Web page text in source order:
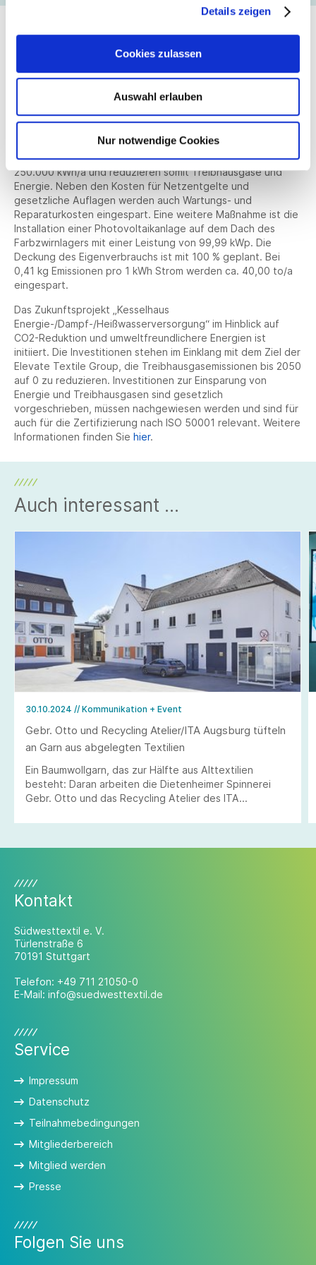
Details zeigen
Cookies zulassen
Auswahl erlauben
Nur notwendige Cookies
Nachhaltigkeitsprojekte bei A&E
eingeleitet. Die bestehende Kompressorstation wird
modernisiert und auf ein neues 6,5 bar-System umgestellt.
noch ca. 50% der Energie im Vergleich zur alten Anlage
Dadurch erzielen wir eine Verbrauchseinsparung von ca.
250.000 kWh/a und reduzieren somit Treibhausgase und
Energie. Neben den Kosten für Netzentgelte und
gesetzliche Auflagen werden auch Wartungs- und
Reparaturkosten eingespart. Eine weitere Maßnahme ist die
Installation einer Photovoltaikanlage auf dem Dach des
Farbzwirnlagers mit einer Leistung von 99,99 kWp. Die
Deckung des Eigenverbrauchs ist mit 100 % geplant. Bei
0,41 kg Emissionen pro 1 kWh Strom werden ca. 40,00 to/a
eingespart.
Das Zukunftsprojekt „Kesselhaus
Energie-/Dampf-/Heißwasserversorgung“ im Hinblick auf
CO2-Reduktion und umweltfreundlichere Energien ist
initiiert. Die Investitionen stehen im Einklang mit dem Ziel der
Elevate Textile Group, die Treibhausgasemissionen bis 2050
auf 0 zu reduzieren. Investitionen zur Einsparung von
Energie und Treibhausgasen sind gesetzlich
vorgeschrieben, müssen nachgewiesen werden und sind für
auch für die Zertifizierung nach ISO 50001 relevant. Weitere
Informationen finden Sie hier.
Auch interessant ...
30.10.2024 // Kommunikation + Event
Gebr. Otto und Recycling Atelier/ITA Augsburg tüfteln
an Garn aus abgelegten Textilien
Ein Baumwollgarn, das zur Hälfte aus Alttextilien
besteht: Daran arbeiten die Dietenheimer Spinnerei
Gebr. Otto und das Recycling Atelier des ITA
Kontakt
Südwesttextil e. V.
Türlenstraße 6
70191 Stuttgart
Telefon: +49 711 21050-0
E-Mail: info@suedwesttextil.de
Service
Impressum
Datenschutz
Teilnahmebedingungen
Mitgliederbereich
Mitglied werden
Presse
Folgen Sie uns